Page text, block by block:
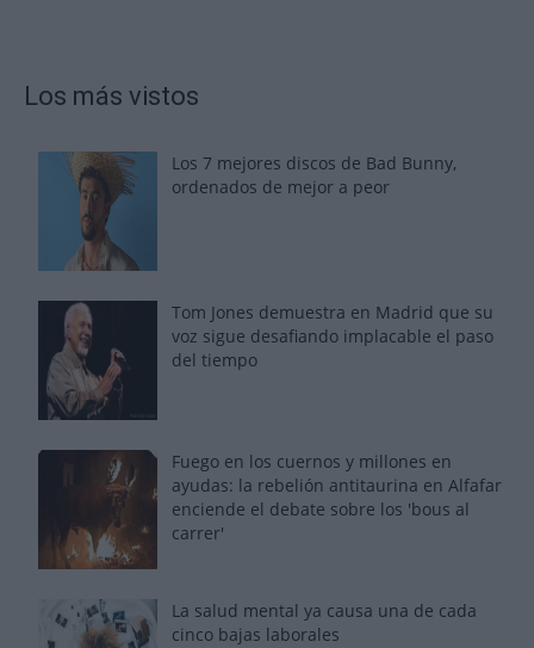
Los más vistos
Los 7 mejores discos de Bad Bunny,
ordenados de mejor a peor
Tom Jones demuestra en Madrid que su
voz sigue desafiando implacable el paso
del tiempo
Fuego en los cuernos y millones en
ayudas: la rebelión antitaurina en Alfafar
enciende el debate sobre los 'bous al
carrer'
La salud mental ya causa una de cada
cinco bajas laborales